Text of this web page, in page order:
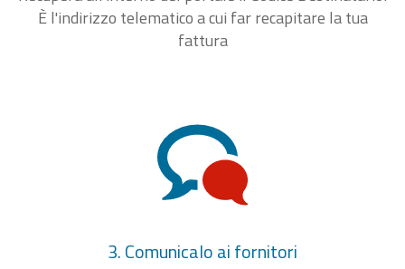
È l'indirizzo telematico a cui far recapitare la tua
fattura
3. Comunicalo ai fornitori